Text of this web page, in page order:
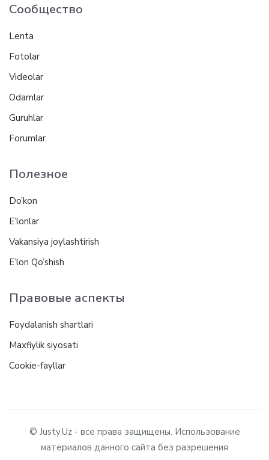
Сообщество
Lenta
Fotolar
Videolar
Odamlar
Guruhlar
Forumlar
Полезное
Do’kon
E’lonlar
Vakansiya joylashtirish
E’lon Qo’shish
Правовые аспекты
Foydalanish shartlari
Maxfiylik siyosati
Cookie-fayllar
© Justy.Uz - все права защищены. Использование
материалов данного сайта без разрешения